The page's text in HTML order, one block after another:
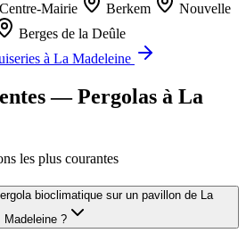
Centre-Mairie Berkem
Nouvelle
Berges de la Deûle
à La Madeleine
— Pergolas à La
les plus courantes
bioclimatique sur un pavillon de La
Madeleine ?